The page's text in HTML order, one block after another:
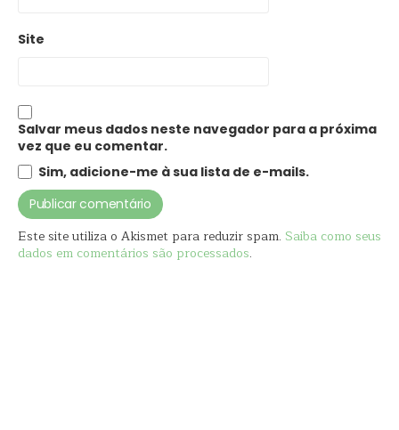
Site
Salvar meus dados neste navegador para a próxima
vez que eu comentar.
Sim, adicione-me à sua lista de e-mails.
Este site utiliza o Akismet para reduzir spam. Saiba como seus
dados em comentários são processados.